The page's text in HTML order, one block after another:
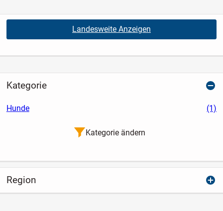
Landesweite Anzeigen
Kategorie
Hunde (1)
Kategorie ändern
Region